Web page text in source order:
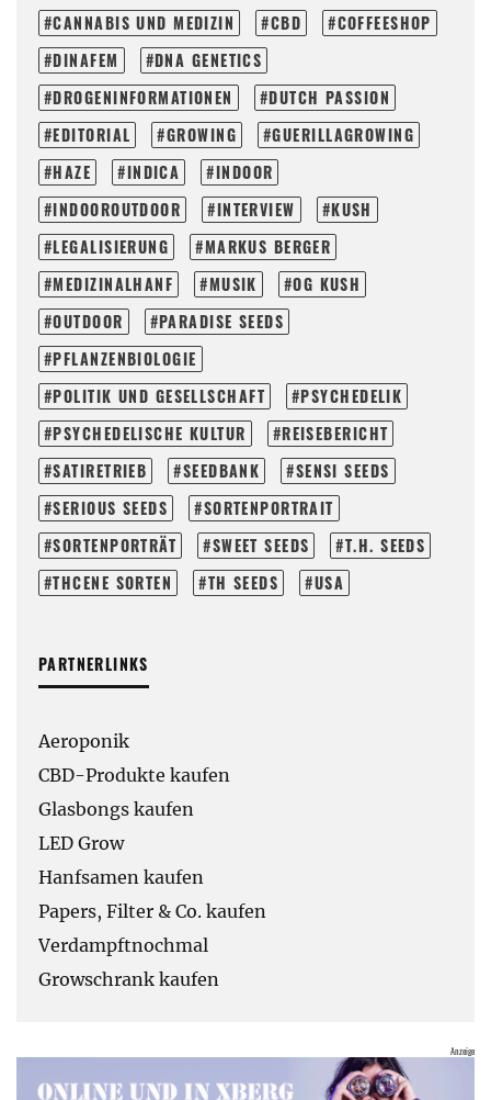
CANNABIS UND MEDIZIN
CBD
COFFEESHOP
DINAFEM
DNA GENETICS
DROGENINFORMATIONEN
DUTCH PASSION
EDITORIAL
GROWING
GUERILLAGROWING
HAZE
INDICA
INDOOR
INDOOROUTDOOR
INTERVIEW
KUSH
LEGALISIERUNG
MARKUS BERGER
MEDIZINALHANF
MUSIK
OG KUSH
OUTDOOR
PARADISE SEEDS
PFLANZENBIOLOGIE
POLITIK UND GESELLSCHAFT
PSYCHEDELIK
PSYCHEDELISCHE KULTUR
REISEBERICHT
SATIRETRIEB
SEEDBANK
SENSI SEEDS
SERIOUS SEEDS
SORTENPORTRAIT
SORTENPORTRÄT
SWEET SEEDS
T.H. SEEDS
THCENE SORTEN
TH SEEDS USA
PARTNERLINKS
Aeroponik
CBD-Produkte kaufen
Glasbongs kaufen
LED Grow
Hanfsamen kaufen
Papers, Filter & Co. kaufen
Verdampftnochmal
Growschrank kaufen